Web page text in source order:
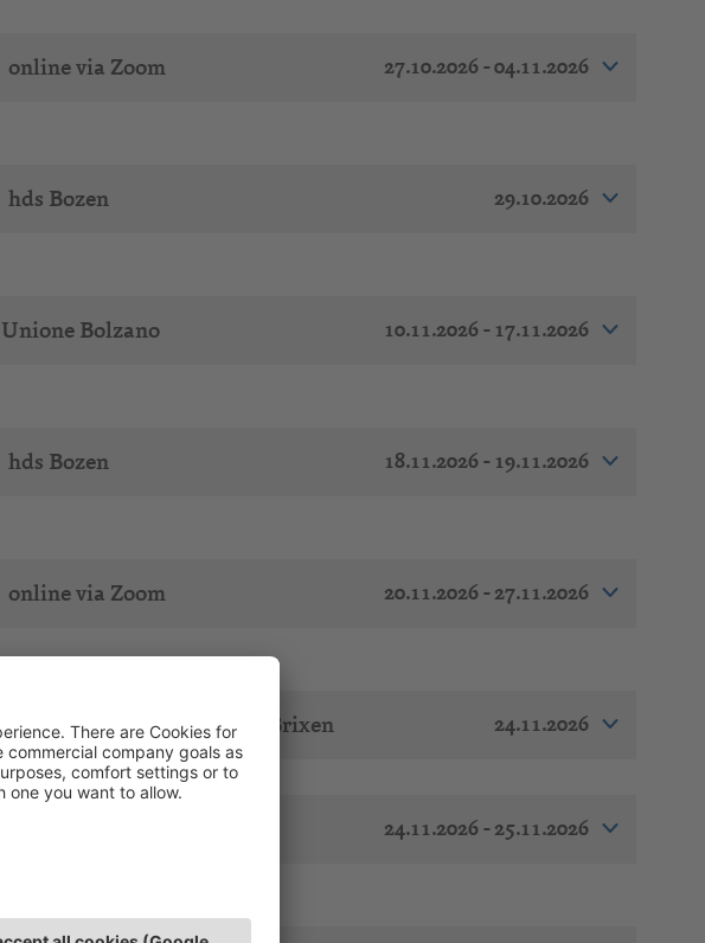
online via Zoom 27.10.2026 - 04.11.2026
hds Bozen 29.10.2026
Unione Bolzano 10.11.2026 - 17.11.2026
hds Bozen 18.11.2026 - 19.11.2026
online via Zoom 20.11.2026 - 27.11.2026
Tagungshaus Kassianeum Brixen 24.11.2026
24.11.2026 - 25.11.2026